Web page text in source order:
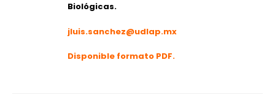
Biológicas.
jluis.sanchez@udlap.mx
Disponible formato PDF.